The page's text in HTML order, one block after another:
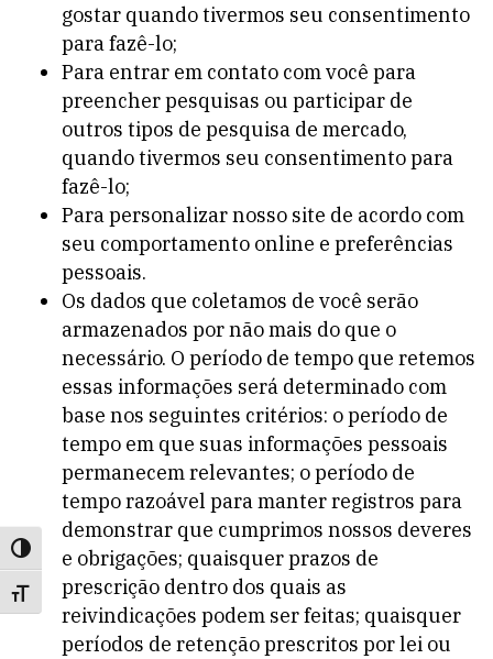
Toggle High Contrast
Toggle Font size
gostar quando tivermos seu consentimento
para fazê-lo;
Para entrar em contato com você para
preencher pesquisas ou participar de
outros tipos de pesquisa de mercado,
quando tivermos seu consentimento para
fazê-lo;
Para personalizar nosso site de acordo com
seu comportamento online e preferências
pessoais.
Os dados que coletamos de você serão
armazenados por não mais do que o
necessário. O período de tempo que retemos
essas informações será determinado com
base nos seguintes critérios: o período de
tempo em que suas informações pessoais
permanecem relevantes; o período de
tempo razoável para manter registros para
demonstrar que cumprimos nossos deveres
e obrigações; quaisquer prazos de
prescrição dentro dos quais as
reivindicações podem ser feitas; quaisquer
períodos de retenção prescritos por lei ou